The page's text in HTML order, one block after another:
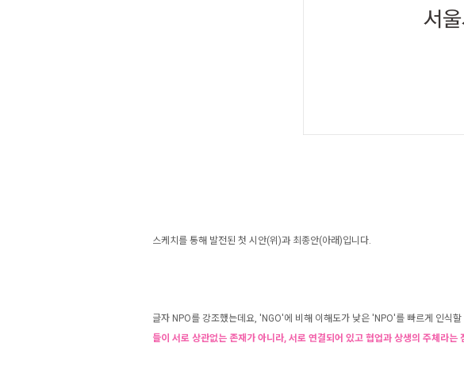
스케치를 통해 발전된 첫 시안(위)과 최종안(아래)입니다.
글자 NPO를 강조했는데요, 'NGO'에 비해 이해도가 낮은 'NPO'를 빠르게 인식
들이 서로 상관없는 존재가 아니라, 서로 연결되어 있고 협업과 상생의 주체라는